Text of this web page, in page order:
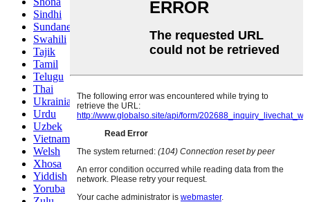
Sindhi
Sundanese
Swahili
Tajik
Tamil
Telugu
Thai
Ukrainian
Urdu
Uzbek
Vietnamese
Welsh
Xhosa
Yiddish
Yoruba